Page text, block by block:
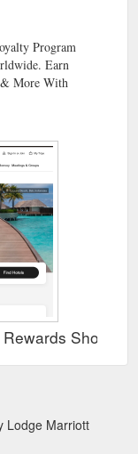
Program
Earn
& More With
Show
Lodge Marriott